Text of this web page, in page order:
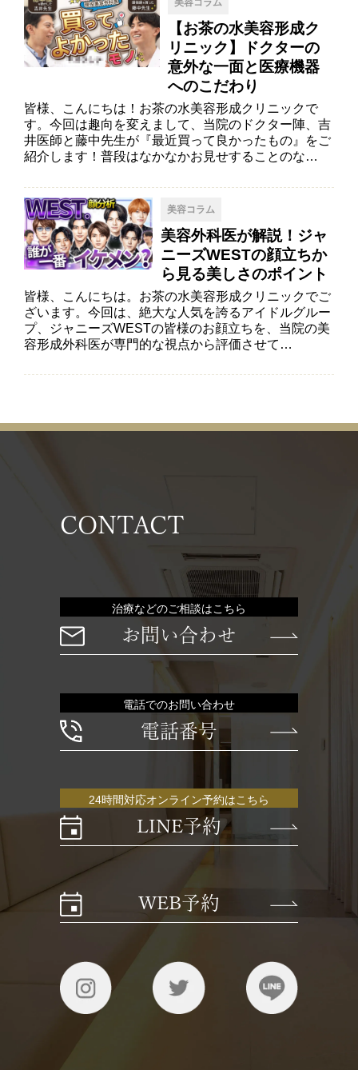
美容コラム
【お茶の水美容形成ク
リニック】ドクターの
意外な一面と医療機器
へのこだわり
皆様、こんにちは！お茶の水美容形成クリニックで
す。今回は趣向を変えまして、当院のドクター陣、吉
井医師と藤中先生が『最近買って良かったもの』をご
紹介します！普段はなかなかお見せすることのな…
美容コラム
美容外科医が解説！ジャ
ニーズWESTの顔立ちか
ら見る美しさのポイント
皆様、こんにちは。お茶の水美容形成クリニックでご
ざいます。今回は、絶大な人気を誇るアイドルグルー
プ、ジャニーズWESTの皆様のお顔立ちを、当院の美
容形成外科医が専門的な視点から評価させて…
CONTACT
治療などのご相談はこちら
お問い合わせ
電話でのお問い合わせ
電話番号
24時間対応オンライン予約はこちら
LINE予約
WEB予約